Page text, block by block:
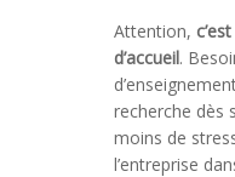
Attention,
d’accueil.
recherche dès
moins de
l’entreprise